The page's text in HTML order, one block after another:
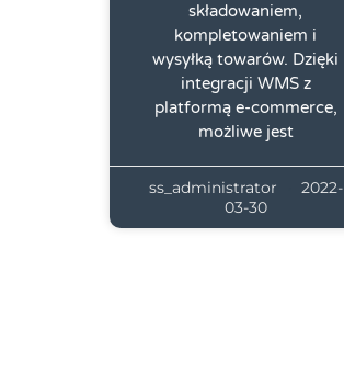
składowaniem,
kompletowaniem i
wysyłką towarów. Dzięki
integracji WMS z
platformą e-commerce,
możliwe jest
ss_administrator
2022-
03-30